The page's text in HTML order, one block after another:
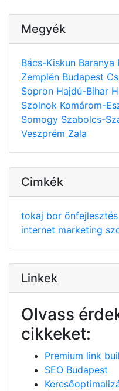
Megyék
Bács-Kiskun Baranya
Zemplén Budapest
Sopron Hajdú-Bihar
Szolnok Komárom-
Somogy Szabolcs-
Veszprém Zala
Cimkék
tokaj bor önfejlesztés
internet marketing
Linkek
Olvass
cikkeket:
Premium link
SEO Budapest